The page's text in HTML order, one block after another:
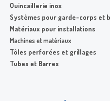
Quincaillerie inox
Systèmes pour garde-corps et
Matériaux pour installations
Machines et matériaux
Tôles perforées et grillages
Tubes et Barres